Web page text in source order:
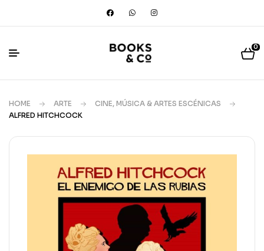
0
HOME ARTE
CINE, MÚSICA & ARTES ESCÉNICAS
ALFRED HITCHCOCK